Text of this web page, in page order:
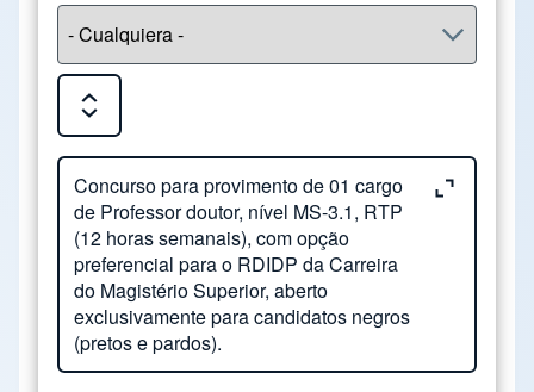
Expand or Collapse all sections
Concurso para provimento de 01 cargo
de Professor doutor, nível MS-3.1, RTP
(12 horas semanais), com opção
preferencial para o RDIDP da Carreira
do Magistério Superior, aberto
exclusivamente para candidatos negros
(pretos e pardos).
Close or Open tab vvja-pane-10542752-1-pane